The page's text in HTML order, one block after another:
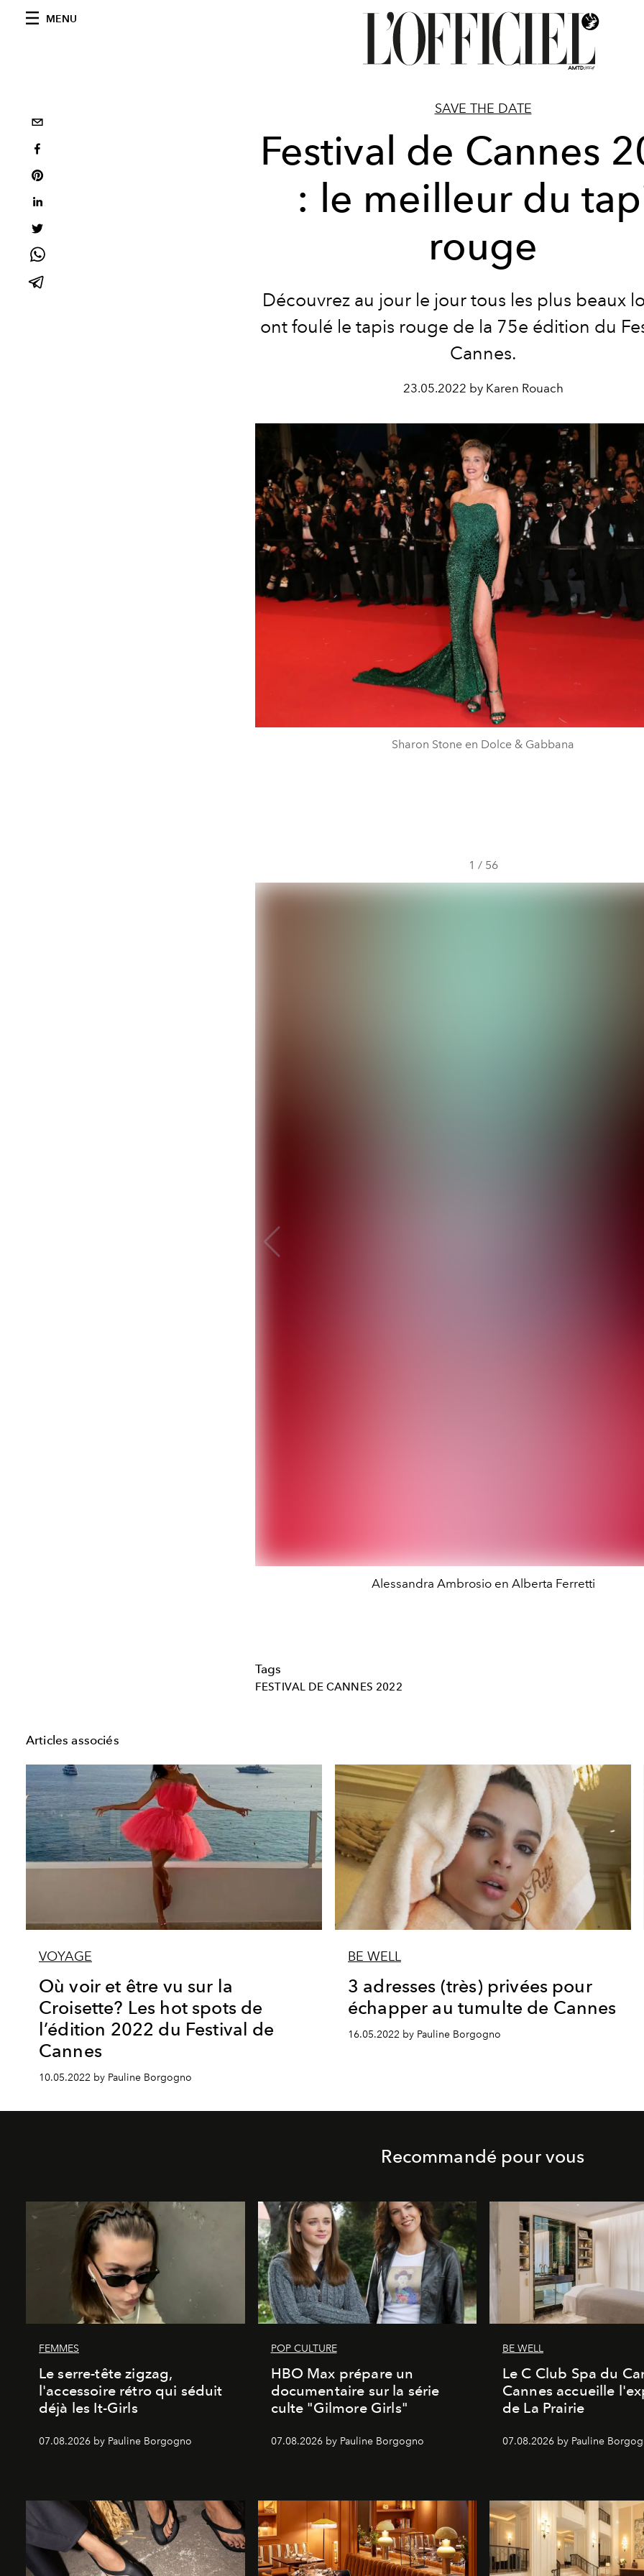
MENU
SAVE THE DATE
Festival de Cannes
: le meilleur du
rouge
Découvrez au jour le jour tous les plus beaux
ont foulé le tapis rouge de la 75e édition du
Cannes.
23.05.2022 by Karen Rouach
Sharon Stone en Dolce & Gabbana
1 / 56
Alessandra Ambrosio en Alberta Ferretti
Tags
FESTIVAL DE CANNES 2022
Articles associés
VOYAGE
Où voir et être vu sur la
Croisette? Les hot spots de
l’édition 2022 du Festival de
Cannes
10.05.2022 by Pauline Borgogno
BE WELL
3 adresses (très) privées pour
échapper au tumulte de Cannes
16.05.2022 by Pauline Borgogno
Recommandé pour vous
FEMMES
Le serre-tête zigzag,
l'accessoire rétro qui séduit
déjà les It-Girls
07.08.2026 by Pauline Borgogno
POP CULTURE
HBO Max prépare un
documentaire sur la série
culte "Gilmore Girls"
07.08.2026 by Pauline Borgogno
BE WELL
Le C Club Spa du
Cannes accueille
de La Prairie
07.08.2026 by Pauline